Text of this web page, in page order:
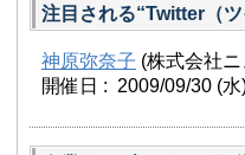
注目される“Twitter（
神原弥奈子 (株式会社
開催日 : 2009/09/30 (水